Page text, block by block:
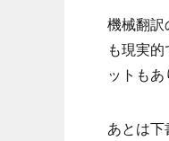
機械翻
も現実
ットもあ
あとは